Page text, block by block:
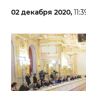
02 декабря 2020,